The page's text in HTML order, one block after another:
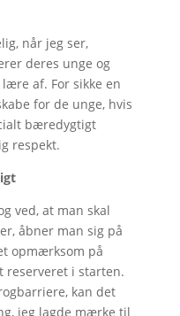
når jeg ser,
deres unge og
af. For sikke en
for de unge, hvis
bæredygtigt
respekt.
ved, at man skal
åbner man sig på
opmærksom på
reserveret i starten.
kan det
jeg lagde mærke til